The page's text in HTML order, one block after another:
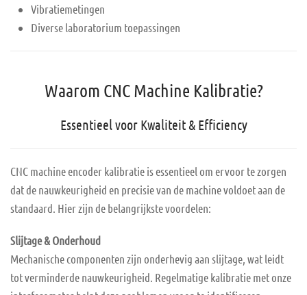
Vibratiemetingen
Diverse laboratorium toepassingen
Waarom CNC Machine Kalibratie?
Essentieel voor Kwaliteit & Efficiency
CNC machine encoder kalibratie is essentieel om ervoor te zorgen
dat de nauwkeurigheid en precisie van de machine voldoet aan de
standaard. Hier zijn de belangrijkste voordelen:
Slijtage & Onderhoud
Mechanische componenten zijn onderhevig aan slijtage, wat leidt
tot verminderde nauwkeurigheid. Regelmatige kalibratie met onze